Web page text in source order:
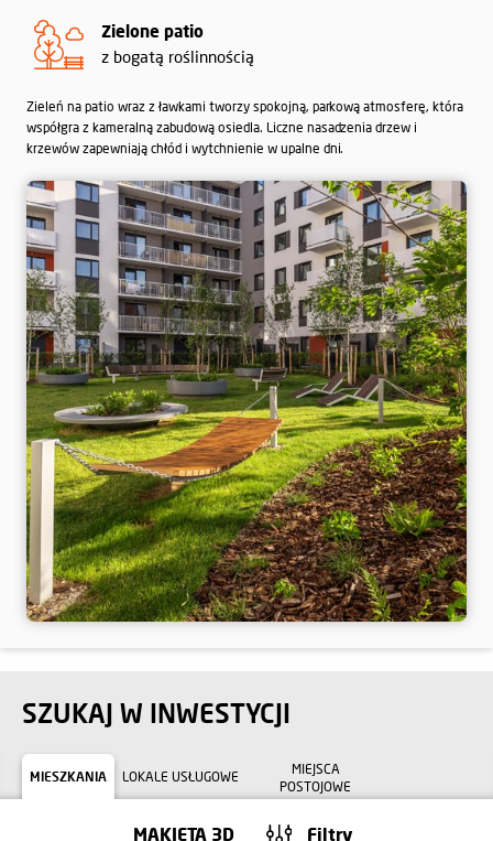
Zielone patio
z bogatą roślinnością
Zieleń na patio wraz z ławkami tworzy spokojną, parkową atmosferę, która
współgra z kameralną zabudową osiedla. Liczne nasadzenia drzew i
krzewów zapewniają chłód i wytchnienie w upalne dni.
SZUKAJ W INWESTYCJI
MIESZKANIA LOKALE USŁUGOWE
MIEJSCA
POSTOJOWE
MAKIETA 3D Filtry